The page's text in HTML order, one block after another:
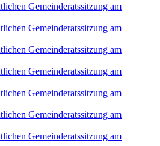
Gemeinderatssitzung am
Gemeinderatssitzung am
Gemeinderatssitzung am
Gemeinderatssitzung am
Gemeinderatssitzung am
Gemeinderatssitzung am
Gemeinderatssitzung am